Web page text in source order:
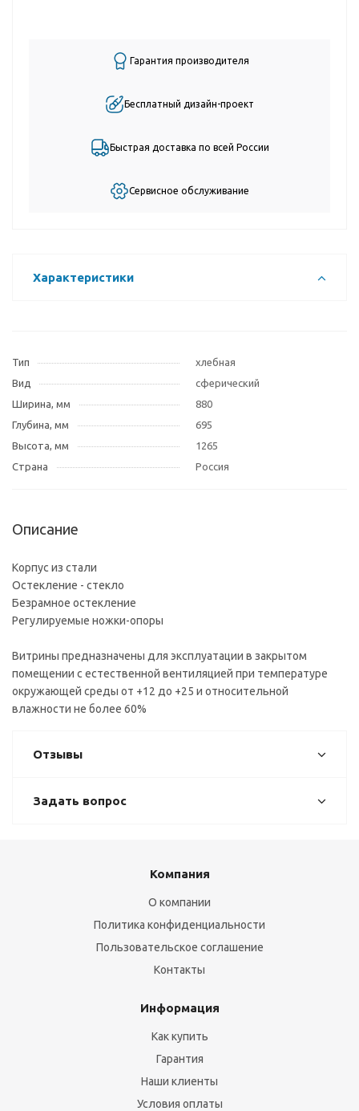
Гарантия производителя
Бесплатный дизайн-проект
Быстрая доставка по всей России
Сервисное обслуживание
Характеристики
Тип
хлебная
Вид
сферический
Ширина, мм
880
Глубина, мм
695
Высота, мм
1265
Страна
Россия
Описание
Корпус из стали
Остекление - стекло
Безрамное остекление
Регулируемые ножки-опоры
Витрины предназначены для эксплуатации в закрытом
помещении с естественной вентиляцией при температуре
окружающей среды от +12 до +25 и относительной
влажности не более 60%
Отзывы
Задать вопрос
Компания
О компании
Политика конфиденциальности
Пользовательское соглашение
Контакты
Информация
Как купить
Гарантия
Наши клиенты
Условия оплаты